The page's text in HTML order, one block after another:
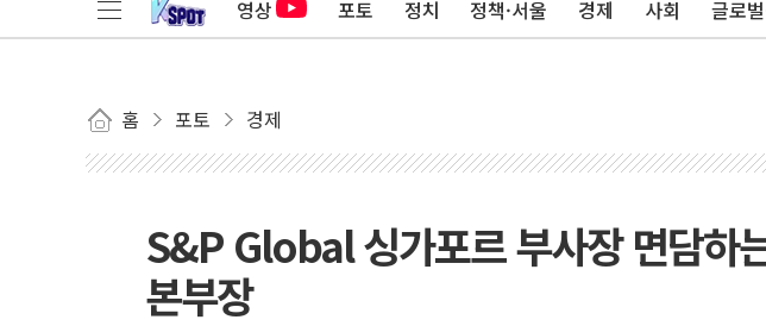
영상 포토 정치 정책·서울 경제 사회 글로
홈 포토 경제
S&P Global 싱가포르 부사장 면담하
본부장